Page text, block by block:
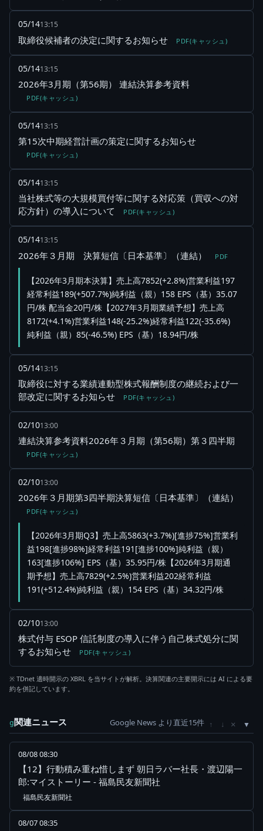
05/1413:15
取締役候補者の決定に関するお知らせ PDF(キャッシュ)
05/1413:15
2026年3月期（第56期） 連結決算参考資料
PDF(キャッシュ)
05/1413:15
第15次中期経営計画の策定に関するお知らせ
PDF(キャッシュ)
05/1413:15
当社株式等の大規模買付等に関する対応策（買収への対
応方針）の導入について
PDF(キャッシュ)
05/1413:15
2026年３月期 決算短信〔日本基準〕（連結） PDF
【2026年3月期本決算】売上高7852(+2.8%)営業利益197
経常利益189(+507.7%)純利益（親）158 EPS（基）35.07
円/株 配当金20円/株【2027年3月期業績予想】売上高
8172(+4.1%)営業利益148(-25.2%)経常利益122(-35.6%)
純利益（親）85(-46.5%) EPS（基）18.94円/株
05/1413:15
取締役に対する業績連動型株式報酬制度の継続および一
部改定に関するお知らせ
PDF(キャッシュ)
02/1013:00
連結決算参考資料2026年３月期（第56期）第３四半期
PDF(キャッシュ)
02/1013:00
2026年３月期第3四半期決算短信〔日本基準〕（連結）
PDF(キャッシュ)
【2026年3月期Q3】売上高5863(+3.7%)[進捗75%]営業利
益198[進捗98%]経常利益191[進捗100%]純利益（親）
163[進捗106%] EPS（基）35.95円/株【2026年3月期通
期予想】売上高7829(+2.5%)営業利益202経常利益
191(+512.4%)純利益（親）154 EPS（基）34.32円/株
02/1013:00
株式付与 ESOP 信託制度の導入に伴う自己株式処分に関
するお知らせ
PDF(キャッシュ)
※ TDnet 適時開示の XBRL を当サイトが解析。決算関連の主要開示には AI による要
約を併記しています。
g関連ニュース Google News より直近15件 ↑ ↓ ×
08/08 08:30
【12】行動積み重ね惜しまず 朝日ラバー社長・渡辺陽一
郎:マイストーリー - 福島民友新聞社
福島民友新聞社
08/07 08:35